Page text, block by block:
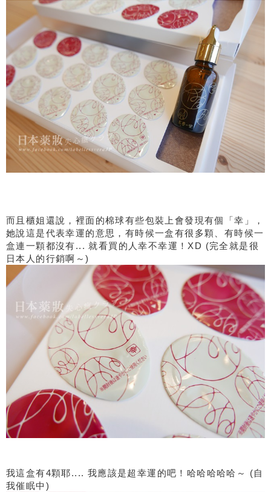
而且櫃姐還說，裡面的棉球有些包裝上會發現有個「幸」，
她說這是代表幸運的意思，有時候一盒有很多顆、有時候一
盒連一顆都沒有... 就看買的人幸不幸運！XD (完全就是很
日本人的行銷啊～)
我這盒有4顆耶.... 我應該是超幸運的吧！哈哈哈哈哈～ (自
我催眠中)